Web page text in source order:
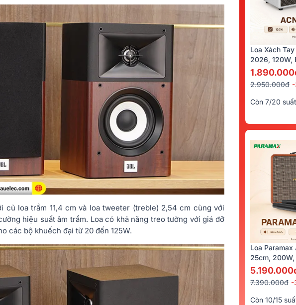
củ loa trầm 11,4 cm và loa tweeter (treble) 2,54 cm cùng với
hiệu suất âm trầm. Loa có khả năng treo tường với giá đỡ
các bộ khuếch đại từ 20 đến 125W.
Loa Xách
2026, 120W,
Kèm 2 Tay
2.950.000đ
Còn 7/20 suất
Loa
25cm,
7.390.000đ -
Còn 10/15